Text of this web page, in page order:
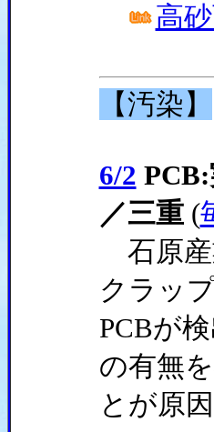
高
【汚染】
6/2
／三重(
石原産
クラッ
PCBが
の有無
とが原